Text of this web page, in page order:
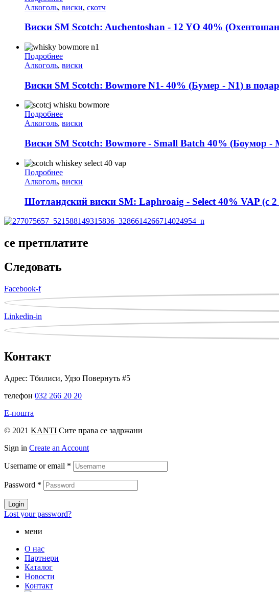
Алкоголь, виски, скотч
Виски SM Scotch: Auchentoshan - 12 YO 40%
Подробнее
Алкоголь, виски
Виски SM Scotch: Bowmore N1- 40% (Бумер - N1) в
Подробнее
Алкоголь, виски
Виски SM Scotch: Bowmore - Small Batch 40% (Боумор -
Подробнее
Алкоголь, виски
Шотландский виски SM: Laphroaig - Select 40% VAP (с
се претплатите
Следовать
Facebook-f
Linkedin-in
Контакт
Адрес: Тбилиси, Удзо Повернуть #5
телефон 032 266 20 20
Е-пошта
© 2021 KANTI Сите права се задржани
Sign in Create an Account
Username or email *
Password *
Login
Lost your password?
мени
О нас
Партнери
Каталог
Новости
Контакт